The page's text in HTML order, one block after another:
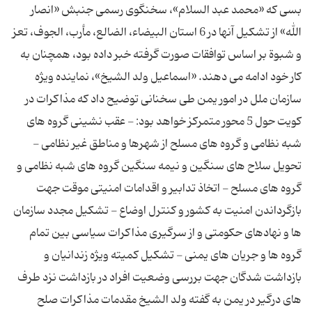
بسی که «محمد عبد السلام»، سخنگوی رسمی جنبش «انصار
الله» از تشکیل آنها در 6 استان البیضاء، الضالع، مأرب، الجوف، تعز
و شبوة بر اساس توافقات صورت گرفته خبر داده بود، همچنان به
کار خود ادامه می دهند. «اسماعیل ولد الشیخ»، نماینده ویژه
سازمان ملل در امور یمن طی سخنانی توضیح داد که مذاکرات در
کویت حول 5 محور متمرکز خواهد بود: - عقب نشینی گروه های
شبه نظامی و گروه های مسلح از شهرها و مناطق غیر نظامی -
تحویل سلاح های سنگین و نیمه سنگین گروه های شبه نظامی و
گروه های مسلح - اتخاذ تدابیر و اقدامات امنیتی موقت جهت
بازگرداندن امنیت به کشور و کنترل اوضاع - تشکیل مجدد سازمان
ها و نهادهای حکومتی و از سرگیری مذاکرات سیاسی بین تمام
گروه ها و جریان های یمنی - تشکیل کمیته ویژه زندانیان و
بازداشت شدگان جهت بررسی وضعیت افراد در بازداشت نزد طرف
های درگیر در یمن به گفته ولد الشیخ مقدمات مذاکرات صلح